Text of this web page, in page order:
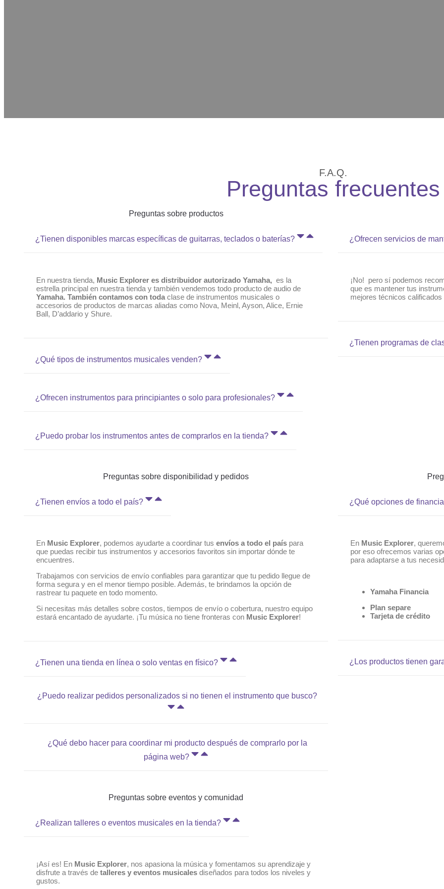
F.A.Q.
Preguntas frecuentes
Preguntas sobre productos
¿Tienen disponibles marcas específicas de guitarras, teclados o baterías?
En nuestra tienda, Music Explorer es distribuidor autorizado Yamaha, es la
estrella principal en nuestra tienda y también vendemos todo producto de audio de
Yamaha. También contamos con toda clase de instrumentos musicales o
accesorios de productos de marcas aliadas como Nova, Meinl, Ayson, Alice, Ernie
Ball, D’addario y Shure.
¿Qué tipos de instrumentos musicales venden?
¿Ofrecen instrumentos para principiantes o solo para profesionales?
¿Puedo probar los instrumentos antes de comprarlos en la tienda?
¿Ofrecen servicios de
¡No! pero sí podemos
que es mantener tus
mejores técnicos
¿Tienen programas de
Preguntas sobre disponibilidad y pedidos
¿Tienen envíos a todo el país?
En Music Explorer, podemos ayudarte a coordinar tus envíos a todo el país para
que puedas recibir tus instrumentos y accesorios favoritos sin importar dónde te
encuentres.
Trabajamos con servicios de envío confiables para garantizar que tu pedido llegue de
forma segura y en el menor tiempo posible. Además, te brindamos la opción de
rastrear tu paquete en todo momento.
Si necesitas más detalles sobre costos, tiempos de envío o cobertura, nuestro equipo
estará encantado de ayudarte. ¡Tu música no tiene fronteras con Music Explorer!
¿Tienen una tienda en línea o solo ventas en físico?
¿Puedo realizar pedidos personalizados si no tienen el instrumento que busco?
¿Qué debo hacer para coordinar mi producto después de comprarlo por la
página web?
¿Qué opciones de
En Music Explorer,
por eso ofrecemos varias
para adaptarse a tus
Yamaha Financia
Plan separe
Tarjeta de crédito
¿Los productos tienen
Preguntas sobre eventos y comunidad
¿Realizan talleres o eventos musicales en la tienda?
¡Así es! En Music Explorer, nos apasiona la música y fomentamos su aprendizaje y
disfrute a través de talleres y eventos musicales diseñados para todos los niveles y
gustos.